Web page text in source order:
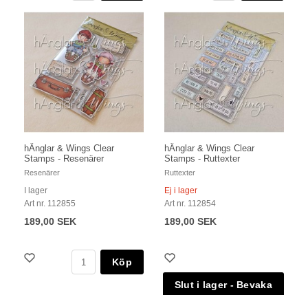
hÄnglar & Wings Clear
Stamps - Resenärer
Resenärer
I lager
Art nr. 112855
189,00 SEK
Köp
hÄnglar & Wings Clear
Stamps - Ruttexter
Ruttexter
Ej i lager
Art nr. 112854
189,00 SEK